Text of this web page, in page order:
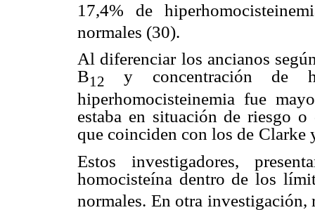
17,4% de
normales (30).
Al diferenciar los ancianos
B12 y concentración de
hiperhomocisteinemia fue
estaba en situación de riesgo o
que coinciden con los de Clarke
Estos investigadores,
homocisteína dentro de los
normales. En otra investigación,